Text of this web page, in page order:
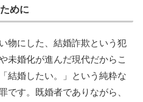
めに
物にした、結婚詐欺という犯
未婚化が進んだ現代だからこ
結婚したい。」という純粋な
です。既婚者でありながら、